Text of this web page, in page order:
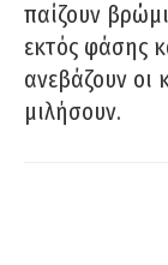
παίζουν
εκτός φάσης
ανεβάζουν οι
μιλήσουν.